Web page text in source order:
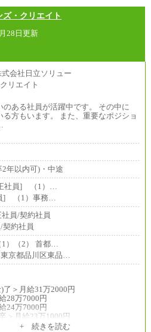
・クリエイト
28日更新
ある社員が活躍中です。 その中に
方もいます。 また、重要なポジショ
年以内可)・中途
社員] （1）…
] （1）事務…
社員/契約社員
契約社員
1）（2） 首都…
京都品川区東品…
了＞月給31万2000円
28万7000円
24万7000円
＞月給23万1000円
+ 続きを読む